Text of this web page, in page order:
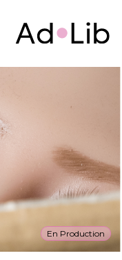
En Production